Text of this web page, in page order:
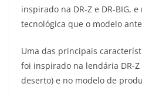
t
A
p
e
a
e
o
o
t
e
r
inspirado na DR-Z e DR-BIG,
tecnológica que o modelo
Uma das principais
foi inspirado na lendária DR-
deserto) e no modelo de